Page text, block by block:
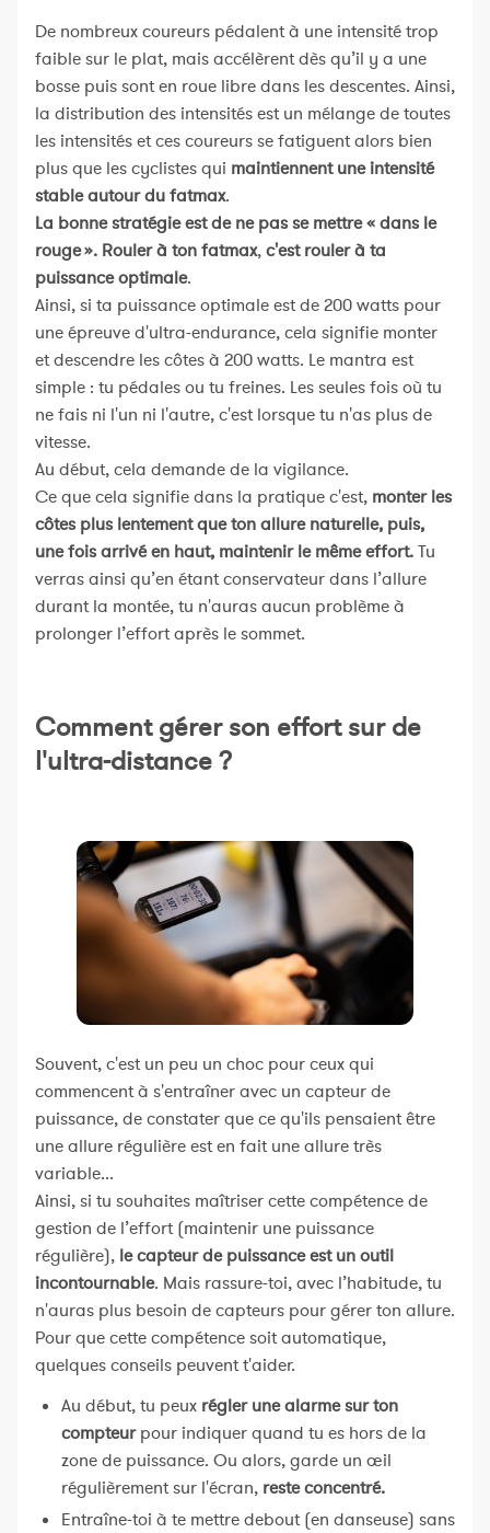
De nombreux coureurs pédalent à une intensité trop
faible sur le plat, mais accélèrent dès qu’il y a une
bosse puis sont en roue libre dans les descentes. Ainsi,
la distribution des intensités est un mélange de toutes
les intensités et ces coureurs se fatiguent alors bien
plus que les cyclistes qui maintiennent une intensité
stable autour du fatmax.
La bonne stratégie est de ne pas se mettre « dans le
rouge ». Rouler à ton fatmax,c'est rouler à ta
puissance optimale.
Ainsi, si ta puissance optimale est de 200 watts pour
une épreuve d'ultra-endurance, cela signifie monter
et descendre les côtes à 200 watts. Le mantra est
simple : tu pédales ou tu freines. Les seules fois où tu
ne fais ni l'un ni l'autre, c'est lorsque tu n'as plus de
vitesse.
Au début, cela demande de la vigilance.
Ce que cela signifie dans la pratique c'est, monter les
côtes plus lentement que ton allure naturelle, puis,
une fois arrivé en haut, maintenir le même effort.Tu
verras ainsi qu’en étant conservateur dans l’allure
durant la montée, tu n'auras aucun problème à
prolonger l’effort après le sommet.
Comment gérer son effort sur de
l'ultra-distance ?
Souvent, c'est un peu un choc pour ceux qui
commencent à s'entraîner avec un capteur de
puissance, de constater que ce qu'ils pensaient être
une allure régulière est en fait une allure très
variable...
Ainsi, si tu souhaites maîtriser cette compétence de
gestion de l’effort (maintenir une puissance
régulière), le capteur de puissance est un outil
incontournable. Mais rassure-toi, avec l’habitude, tu
n'auras plus besoin de capteurs pour gérer ton allure.
Pour que cette compétence soit automatique,
quelques conseils peuvent t'aider.
Au début, tu peux régler une alarme sur ton
compteurpour indiquer quand tu es hors de la
zone de puissance. Ou alors, garde un œil
régulièrement sur l'écran, reste concentré.
Entraîne-toi à te mettre debout (en danseuse) sans